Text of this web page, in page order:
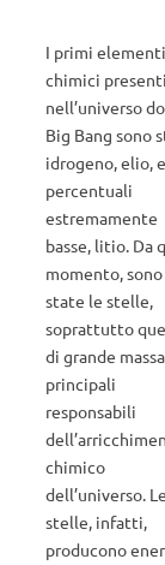
I primi elementi
chimici presenti
nell’universo
Big Bang sono
idrogeno, elio,
percentuali
estremamente
basse, litio. Da
momento, sono
state le stelle,
soprattutto
di grande
principali
responsabili
chimico
dell’universo. Le
stelle, infatti,
producono